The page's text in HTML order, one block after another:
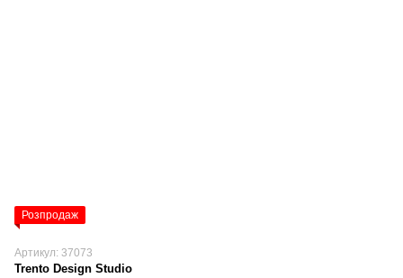
Розпродаж
Артикул: 37073
Trento Design Studio